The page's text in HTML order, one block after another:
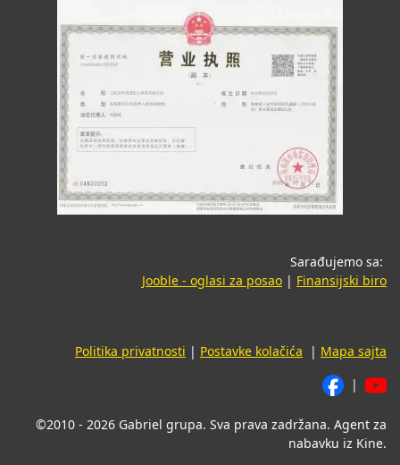
Sarađujemo sa:
Jooble - oglasi za posao(opens in a new
| Finansijski biro
Politika privatnosti | Postavke kolačića | Mapa sajta
|
©2010 - 2026 Gabriel grupa. Sva prava zadržana. Agent za
nabavku iz Kine.